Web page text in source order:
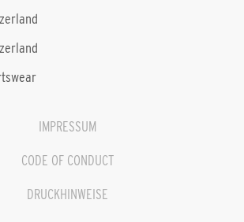
IMPRESSUM
CODE OF CONDUCT
DRUCKHINWEISE